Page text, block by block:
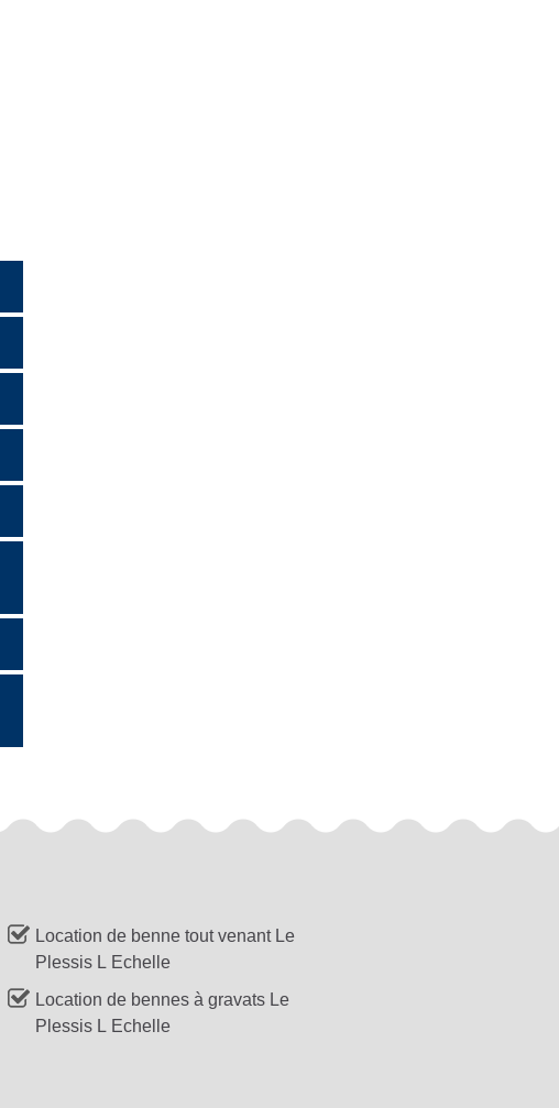
Location de benne tout venant Le
Plessis L Echelle
Location de bennes à gravats Le
Plessis L Echelle